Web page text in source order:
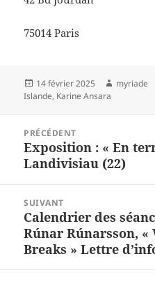
75014 Paris
Publié
le
14 février 2025 Auteur
myriade
Islande, Karine Ansara
l’article
PRÉCÉDENT
Article
précédent :
Exposition : « En
Landivisiau (22)
SUIVANT
Article
suivant :
Calendrier des
Rúnar Rúnarsson,
Breaks » Lettre